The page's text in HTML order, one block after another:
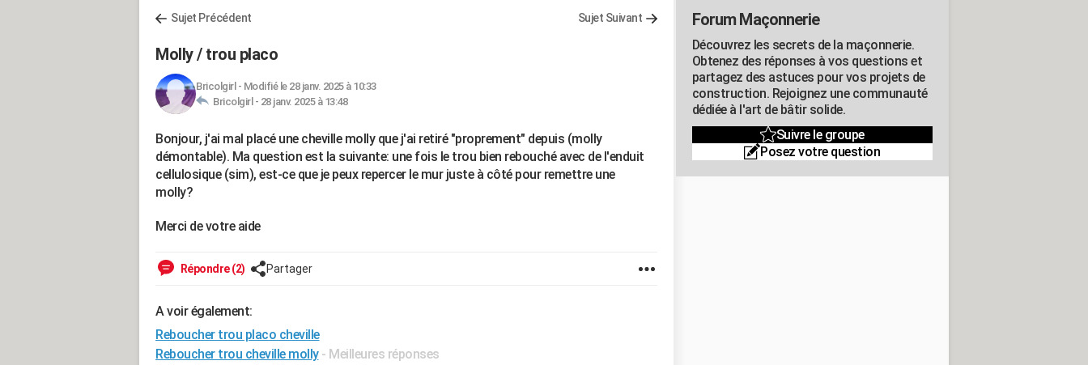
Sujet Précédent Sujet Suivant
Molly / trou placo
Bricolgirl - Modifié le 28 janv. 2025 à 10:33
Bricolgirl - 28 janv. 2025 à 13:48
Bonjour, j'ai mal placé une cheville molly que j'ai retiré "proprement" depuis (molly
démontable). Ma question est la suivante: une fois le trou bien rebouché avec de l'enduit
cellulosique (sim), est-ce que je peux repercer le mur juste à côté pour remettre une
molly?
Merci de votre aide
Répondre (2) Partager
A voir également:
Reboucher trou placo cheville
Reboucher trou cheville molly - Meilleures réponses
Forum Maçonnerie
Découvrez les secrets de la maçonnerie.
Obtenez des réponses à vos questions et
partagez des astuces pour vos projets de
construction. Rejoignez une communauté
dédiée à l'art de bâtir solide.
Suivre le groupe
Posez votre question